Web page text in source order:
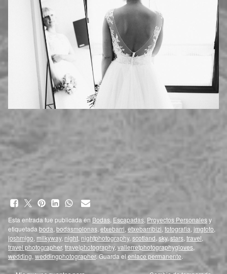
Esta entrada fue publicada en Bodas, Escapadas Proyectos Personalesy
etiquetada boda bodasmolonas etxebarri, etxebarribizi, fotografia jmgfoto,
joshmigo milkyway, night nightphotography, scotland, sky, stars, travel
travel photographer, travelphotography, vallerretphotographygloves,
wedding, weddingphotographer. Guarda el enlace permanente